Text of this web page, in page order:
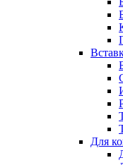
Для